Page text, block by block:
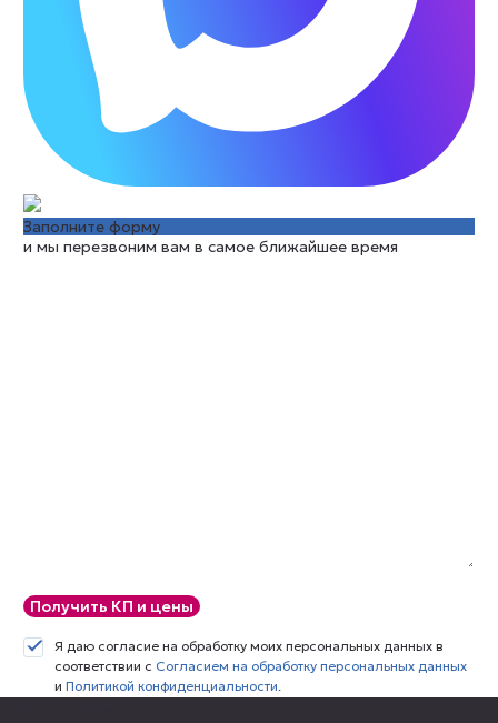
Заполните форму
и мы перезвоним вам в самое ближайшее время
Получить КП и цены
Я даю согласие на обработку моих персональных данных в
соответствии с Согласием на обработку персональных данных
и Политикой конфиденциальности.